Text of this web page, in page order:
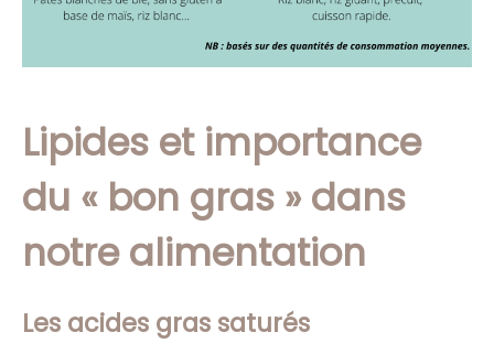
Lipides et importance
du « bon gras » dans
notre alimentation
Les acides gras saturés